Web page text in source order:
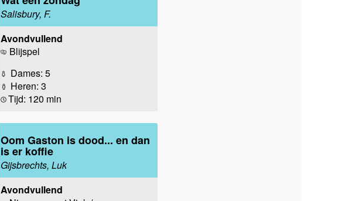
Salisbury, F.
Avondvullend
Blijspel
Dames: 5
Heren: 3
Tijd: 120 min
Oom Gaston is dood... en dan
is er koffie
Gijsbrechts, Luk
Avondvullend